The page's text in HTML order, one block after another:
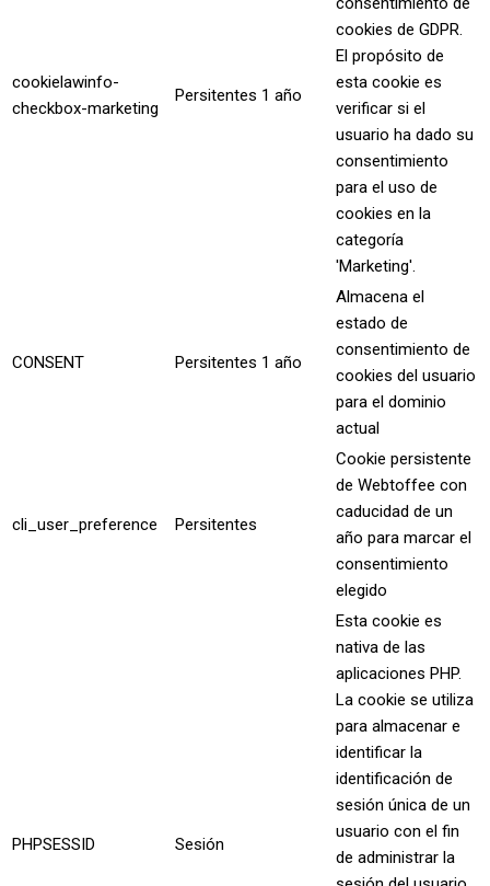
cookielawinfo-
checkbox-marketing
Persitentes 1 año
cookies de GDPR.
El propósito de
esta cookie es
verificar si el
usuario ha dado su
consentimiento
para el uso de
cookies en la
categoría
'Marketing'.
CONSENT Persitentes 1 año
Almacena el
estado de
consentimiento de
cookies del usuario
para el dominio
actual
cli_user_preference Persitentes
Cookie persistente
de Webtoffee con
caducidad de un
año para marcar el
consentimiento
elegido
PHPSESSID Sesión
Esta cookie es
nativa de las
aplicaciones PHP.
La cookie se utiliza
para almacenar e
identificar la
identificación de
sesión única de un
usuario con el fin
de administrar la